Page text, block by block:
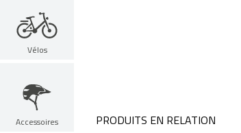
Vélos
Accessoires PRODUITS EN RELATION